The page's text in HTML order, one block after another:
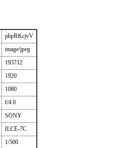
phpRKcjvV
image/jpeg
193712
1920
1080
f/4.0
SONY
ILCE-7C
1/500